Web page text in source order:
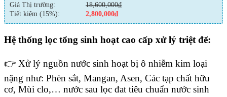
Giá Thị trường:
18,600,000₫
Tiết kiệm (15%):
2,800,000₫
Hệ thống lọc tổng sinh hoạt cao cấp xử lý triệt để:
👉 Xử lý nguồn nước sinh hoạt bị ô nhiễm kim loại
nặng như: Phèn sắt, Mangan, Asen, Các tạp chất hữu
cơ, Mùi clo,… nước sau lọc đat tiêu chuẩn nước sinh